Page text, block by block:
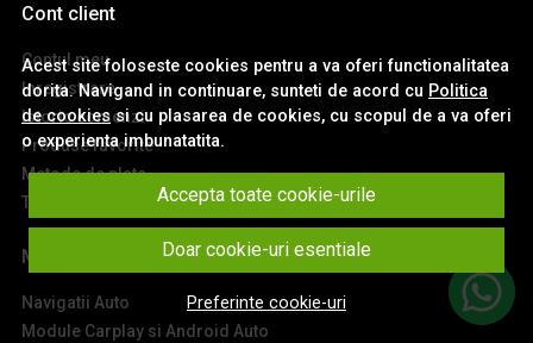
Acest site foloseste cookies pentru a va oferi functionalitatea
dorita. Navigand in continuare, sunteti de acord cu Politica
de cookiessi cu plasarea de cookies, cu scopul de a va oferi
o experienta imbunatatita.
Accepta toate cookie-urile
Doar cookie-uri esentiale
Preferinte cookie-uri
Cont client
Contul meu
Inregistrare
Istoric comenzi
Produse favorite
Metode de plata
Transport si retururi
Main
Navigatii Auto
Module Carplay si Android Auto